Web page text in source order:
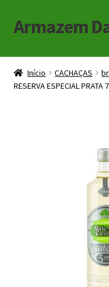
Pular
para
Pular
para
conteúdo
Armazem
Início
Carrinho
Início CACHAÇAS
RESERVA ESPECIAL PRATA